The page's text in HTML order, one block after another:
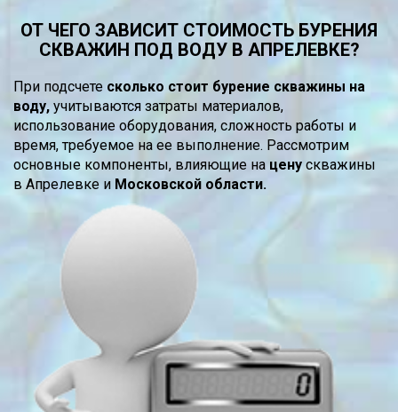
ОТ ЧЕГО ЗАВИСИТ СТОИМОСТЬ БУРЕНИЯ
СКВАЖИН ПОД ВОДУ В АПРЕЛЕВКЕ?
При подсчете сколько стоит бурение скважины на
воду, учитываются затраты материалов,
использование оборудования, сложность работы и
время, требуемое на ее выполнение. Рассмотрим
основные компоненты, влияющие на цену скважины
в Апрелевке и Московской области.